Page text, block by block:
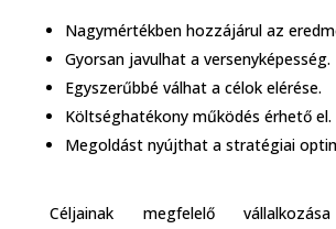
Nagymértékben hozzájárul az
Gyorsan javulhat a versenyképesség.
Egyszerűbbé válhat a célok elérése.
Költséghatékony működés érhető el.
Megoldást nyújthat a stratégiai
Céljainak megfelelő